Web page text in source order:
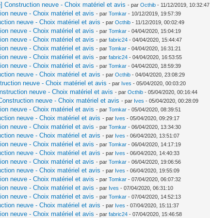
Construction neuve - Choix matériel et avis - parOcthib - 11/12/2019, 10:32:47
neuve - Choix matériel et avis - parTomkar - 10/12/2019, 19:57:39
neuve - Choix matériel et avis - parOcthib - 11/12/2019, 00:02:49
neuve - Choix matériel et avis - parTomkar - 04/04/2020, 15:04:19
neuve - Choix matériel et avis - parfabric24 - 04/04/2020, 15:44:47
neuve - Choix matériel et avis - parTomkar - 04/04/2020, 16:31:21
neuve - Choix matériel et avis - parfabric24 - 04/04/2020, 16:53:55
neuve - Choix matériel et avis - parTomkar - 04/04/2020, 18:59:39
neuve - Choix matériel et avis - parOcthib - 04/04/2020, 23:08:29
neuve - Choix matériel et avis - par Ives - 05/04/2020, 00:03:20
neuve - Choix matériel et avis - parOcthib - 05/04/2020, 00:16:44
neuve - Choix matériel et avis - par Ives - 05/04/2020, 00:28:09
neuve - Choix matériel et avis - parTomkar - 05/04/2020, 08:39:51
neuve - Choix matériel et avis - par Ives - 05/04/2020, 09:29:17
neuve - Choix matériel et avis - parTomkar - 06/04/2020, 13:34:30
neuve - Choix matériel et avis - par Ives - 06/04/2020, 13:51:07
neuve - Choix matériel et avis - parTomkar - 06/04/2020, 14:17:19
neuve - Choix matériel et avis - par Ives - 06/04/2020, 14:40:33
neuve - Choix matériel et avis - parTomkar - 06/04/2020, 19:06:56
neuve - Choix matériel et avis - par Ives - 06/04/2020, 19:55:09
neuve - Choix matériel et avis - parTomkar - 07/04/2020, 06:07:32
neuve - Choix matériel et avis - par Ives - 07/04/2020, 06:31:10
neuve - Choix matériel et avis - parTomkar - 07/04/2020, 14:52:13
neuve - Choix matériel et avis - par Ives - 07/04/2020, 15:11:37
neuve - Choix matériel et avis - parfabric24 - 07/04/2020, 15:46:58